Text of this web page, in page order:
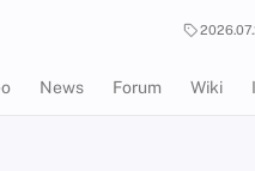
News Forum Wiki